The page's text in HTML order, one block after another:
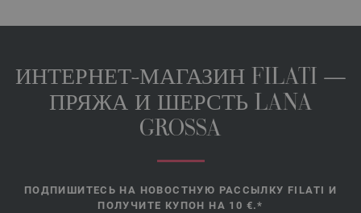
ИНТЕРНЕТ-МАГАЗИН FILATI —
ПРЯЖА И ШЕРСТЬ LANA
GROSSA
ПОДПИШИТЕСЬ НА НОВОСТНУЮ РАССЫЛКУ FILATI И
ПОЛУЧИТЕ КУПОН НА 10 €.*